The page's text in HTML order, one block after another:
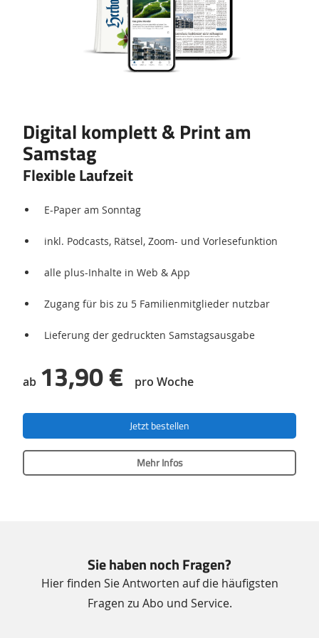
Digital komplett & Print am
Samstag
Flexible Laufzeit
E-Paper am Sonntag
inkl. Podcasts, Rätsel, Zoom- und Vorlesefunktion
alle plus-Inhalte in Web & App
Zugang für bis zu 5 Familienmitglieder nutzbar
Lieferung der gedruckten Samstagsausgabe
ab 13,90 € pro Woche
Jetzt bestellen
Mehr Infos
Sie haben noch Fragen?
Hier finden Sie Antworten auf die häufigsten
Fragen zu Abo und Service.